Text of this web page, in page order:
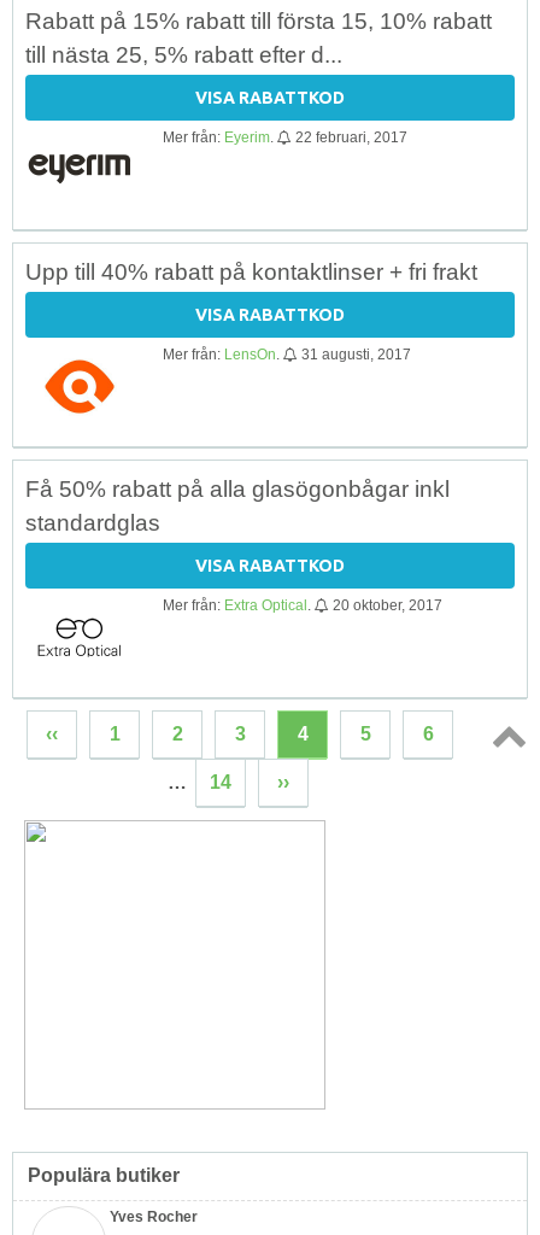
Rabatt på 15% rabatt till första 15, 10% rabatt
till nästa 25, 5% rabatt efter d...
VISA RABATTKOD
Mer från: Eyerim 22 februari, 2017
Upp till 40% rabatt på kontaktlinser + fri frakt
VISA RABATTKOD
Mer från: LensOn 31 augusti, 2017
Få 50% rabatt på alla glasögonbågar inkl
standardglas
VISA RABATTKOD
Mer från: Extra Optical 20 oktober, 2017
‹‹ 1 2 3 4 5 6
… 14 ››
Populära butiker
Yves Rocher